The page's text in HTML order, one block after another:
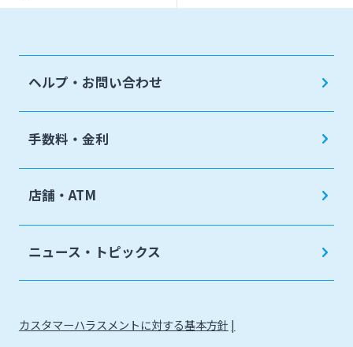
ヘルプ・お問い合わせ
手数料・金利
店舗・ATM
ニュース・トピックス
カスタマーハラスメントに対する基本方針